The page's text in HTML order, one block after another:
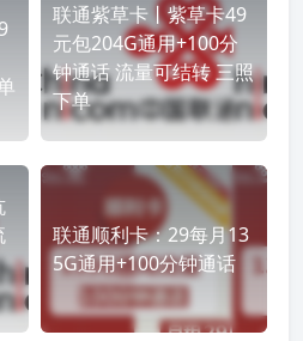
联通紫草卡丨紫草卡49
元包204G通用+100分
钟通话 流量可结转 三照
下单
联通顺利卡：29每月13
5G通用+100分钟通话